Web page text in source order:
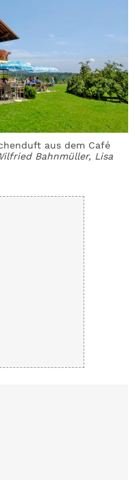
aus dem Café
Bahnmüller, Lisa